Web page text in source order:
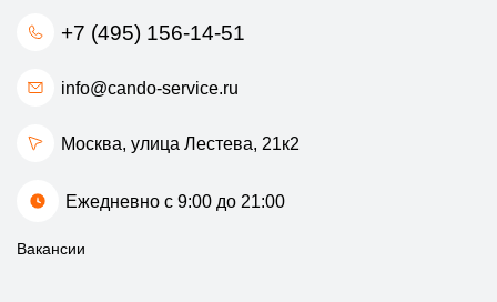
+7 (495) 156-14-51
info@cando-service.ru
Москва, улица Лестева, 21к2
Ежедневно с 9:00 до 21:00
Вакансии